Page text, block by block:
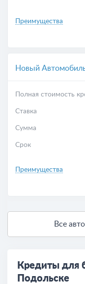
Преимущества
Новый
Полная стоимость
Ставка
Сумма
Срок
Преимущества
Все
Кредиты для
Подольске